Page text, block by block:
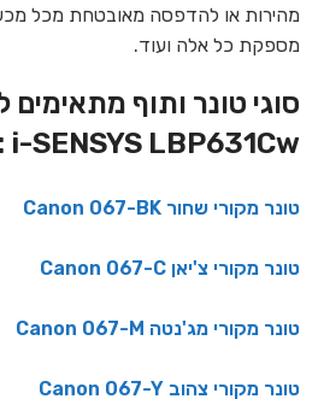
מספקת כל אלה ועוד.
i-SENSYS LBP631Cw :
טונר מקורי שחור Canon 067-BK
טונר מקורי צ'יאן Canon 067-C
טונר מקורי מג'נטה Canon 067-M
טונר מקורי צהוב Canon 067-Y